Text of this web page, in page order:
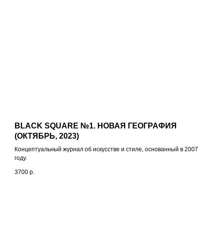
BLACK SQUARE №1. НОВАЯ ГЕОГРАФИЯ
(ОКТЯБРЬ, 2023)
Концептуальный журнал об искусстве и стиле, основанный в 2007
году.
3700 р.